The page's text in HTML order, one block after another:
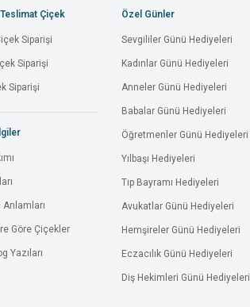
Çiçek
Siparişi
Siparişi
Siparişi
Göre Çiçekler
Yazıları
Özel Günler
Sevgililer Günü Hediyeleri
Kadınlar Günü Hediyeleri
Anneler Günü Hediyeleri
Babalar Günü Hediyeleri
Öğretmenler Günü Hediyeleri
Yılbaşı Hediyeleri
Tıp Bayramı Hediyeleri
Avukatlar Günü Hediyeleri
Hemşireler Günü Hediyeleri
Eczacılık Günü Hediyeleri
Diş Hekimleri Günü Hediyeleri